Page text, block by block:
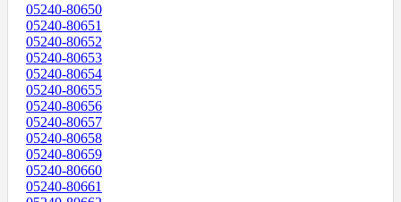
05240-80650
05240-80651
05240-80652
05240-80653
05240-80654
05240-80655
05240-80656
05240-80657
05240-80658
05240-80659
05240-80660
05240-80661